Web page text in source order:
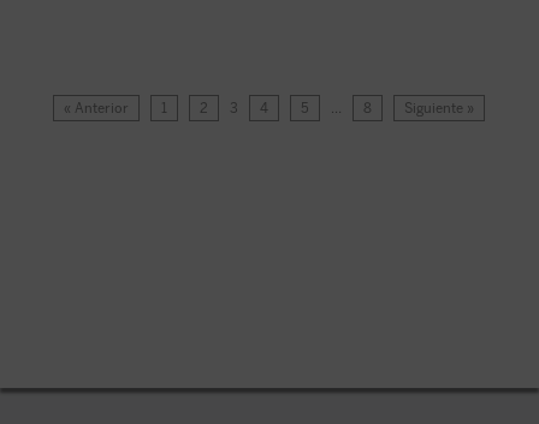
« Anterior 1 2 3 4 5 … 8 Siguiente »